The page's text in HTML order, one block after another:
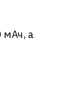
мАч, а